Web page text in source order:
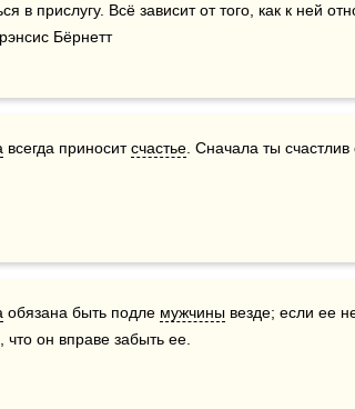
в прислугу. Всё зависит от того, как к ней
Бёрнетт
всегда приносит счастье . Сначала ты
обязана быть подле мужчины
, что он вправе забыть ее.